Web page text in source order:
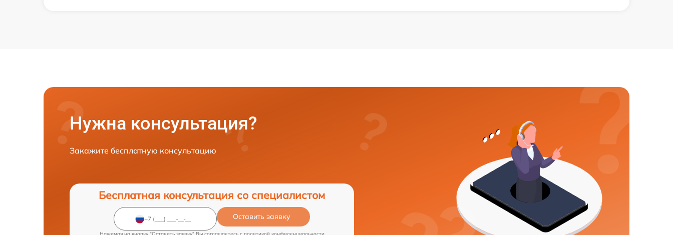
Нужна консультация?
Закажите бесплатную консультацию
Бесплатная консультация со специалистом
Оставить заявку